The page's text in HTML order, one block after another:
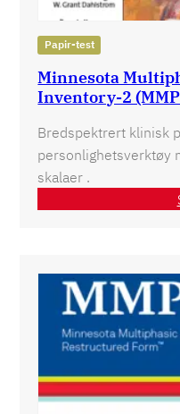
Papir-test
Minnesota
Inventory-2
Bredspektrert klinisk
personlighetsverktøy
skalaer .